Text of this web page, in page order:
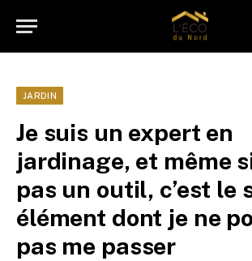
JARDIN
Je suis un expert en
jardinage, et même
pas un outil, c’est le
élément dont je ne
pas me passer